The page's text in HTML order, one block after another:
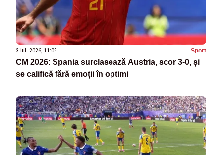
3 iul. 2026, 11:09 Sport
CM 2026: Spania surclasează Austria, scor 3-0, și
se califică fără emoții în optimi